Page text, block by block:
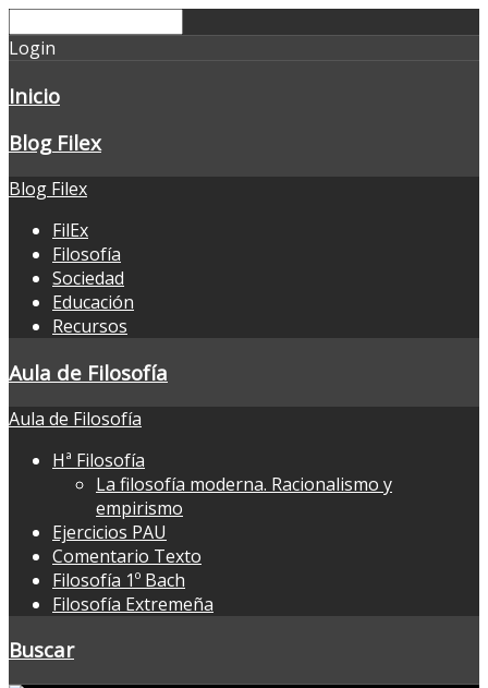
Login
Inicio
Blog Filex
Blog Filex
FilEx
Filosofía
Sociedad
Educación
Recursos
Aula de Filosofía
Aula de Filosofía
Hª Filosofía
La filosofía moderna. Racionalismo y
empirismo
Ejercicios PAU
Comentario Texto
Filosofía 1º Bach
Filosofía Extremeña
Buscar